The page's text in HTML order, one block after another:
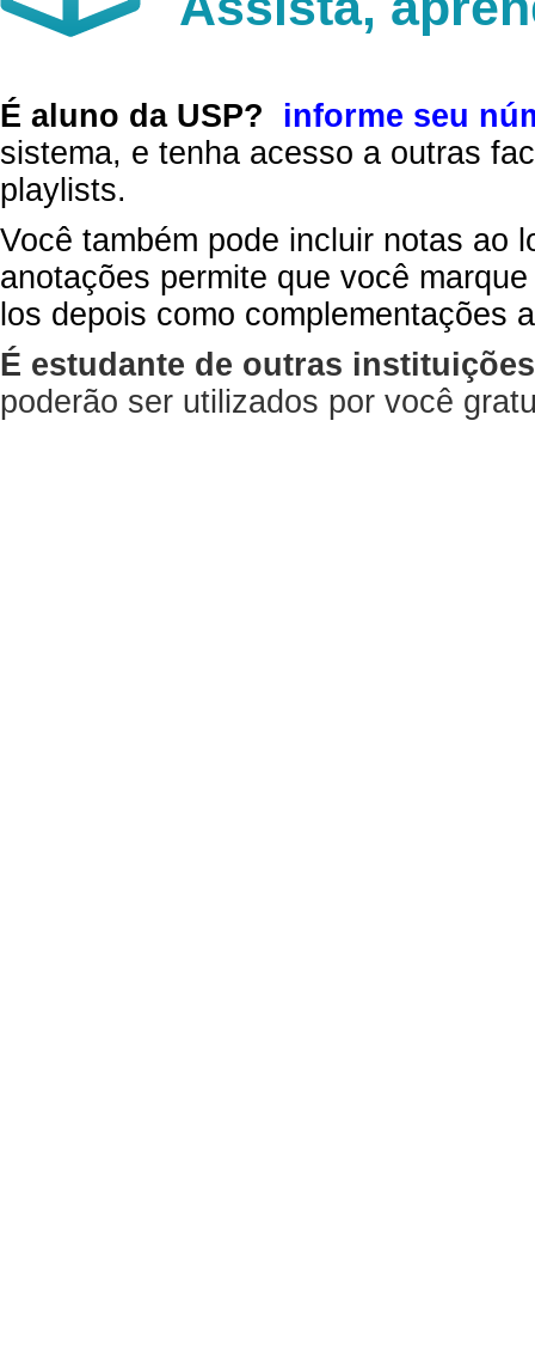
É aluno da USP?
informe seu
sistema, e tenha acesso a outras
playlists.
Você também pode incluir notas ao
anotações permite que você
los depois como complementações
É estudante de outras
poderão ser utilizados por você